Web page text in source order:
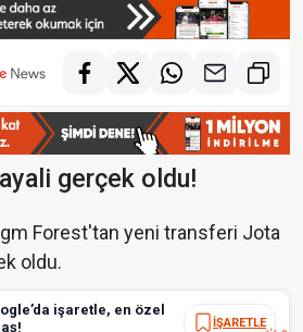
gerçek oldu!
Forest'tan yeni transferi Jota
oldu.
işaretle, en özel
İŞARETLE